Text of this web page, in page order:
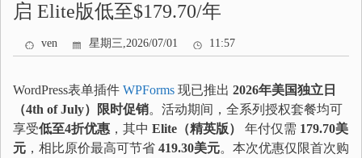
启 Elite版低至$179.70/年
ven 星期三,2026/07/01 11:57
WordPress表单插件 WPForms 现已推出 2026年美国独立日
（4th of July）限时促销。活动期间，全系列授权套餐均可
享受低至4折优惠 ，其中 Elite（精英版） 年付仅需 179.70美
元 ，相比原价最高可节省 419.30美元。本次优惠仅限首次购